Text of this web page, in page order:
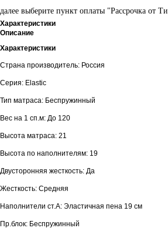
далее выберите пункт оплаты "Рассрочка от
Характеристики
Описание
Характеристики
Страна производитель: Россия
Серия: Elastic
Тип матраса: Беспружинный
Вес на 1 сп.м: До 120
Высота матраса: 21
Высота по наполнителям: 19
Двусторонняя жесткость: Да
Жесткость: Средняя
Наполнители ст.А: Эластичная пена 19 см
Пр.блок: Беспружинный